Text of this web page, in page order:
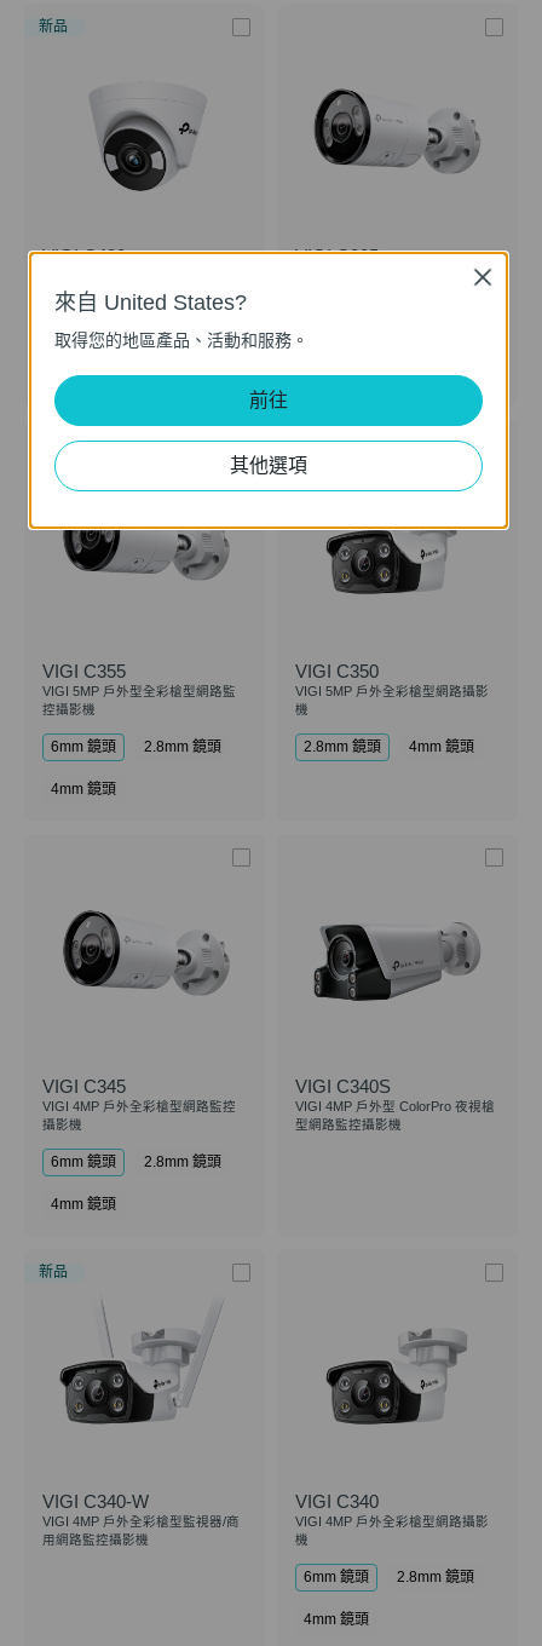
新品
VIGI C430
網路監控攝影機
2.8mm 鏡頭 4mm 鏡頭
VIGI C385
VIGI 8MP 戶外全彩槍型網路監控
VIGI C355
VIGI 5MP 戶外型全彩槍型網路監
控攝影機
6mm 鏡頭 2.8mm 鏡頭
4mm 鏡頭
VIGI C350
VIGI 5MP 戶外全彩槍型網路攝影
機
2.8mm 鏡頭 4mm 鏡頭
VIGI C345
VIGI 4MP 戶外全彩槍型網路監控
攝影機
6mm 鏡頭 2.8mm 鏡頭
4mm 鏡頭
VIGI C340S
VIGI 4MP 戶外型 ColorPro 夜視槍
型網路監控攝影機
新品
VIGI C340-W
VIGI 4MP 戶外全彩槍型監視器/商
用網路監控攝影機
VIGI C340
VIGI 4MP 戶外全彩槍型網路攝影
機
6mm 鏡頭 2.8mm 鏡頭
4mm 鏡頭
來自 United States?
取得您的地區產品、活動和服務。
前往
其他選項
Close